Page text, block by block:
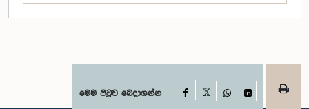
මෙම පිටුව බෙදාගන්න Facebook
WhatsAppLinkedIn